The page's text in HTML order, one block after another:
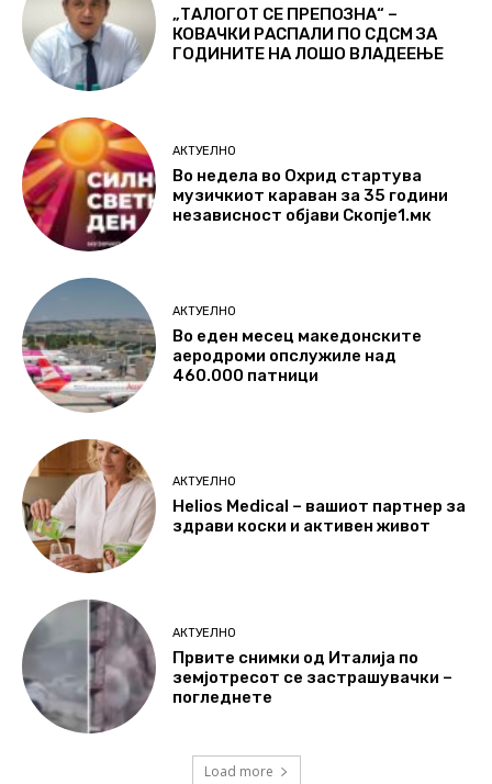
„ТАЛОГОТ СЕ ПРЕПОЗНА“ –
КОВАЧКИ РАСПАЛИ ПО СДСМ ЗА
ГОДИНИТЕ НА ЛОШО ВЛАДЕЕЊЕ
АКТУЕЛНО
Во недела во Охрид стартува
музичкиот караван за 35 години
независност објави Скопје1.мк
АКТУЕЛНО
Во еден месец македонските
аеродроми опслужиле над
460.000 патници
АКТУЕЛНО
Helios Medical – вашиот партнер за
здрави коски и активен живот
АКТУЕЛНО
Првите снимки од Италија по
земјотресот се застрашувачки –
погледнете
Load more